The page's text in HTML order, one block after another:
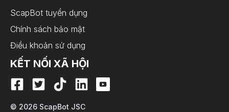
ScapBot tuyển dụng
Chính sách bảo mật
Điều khoản sử dụng
KẾT NỐI XÃ HỘI
© 2026 ScapBot JSC